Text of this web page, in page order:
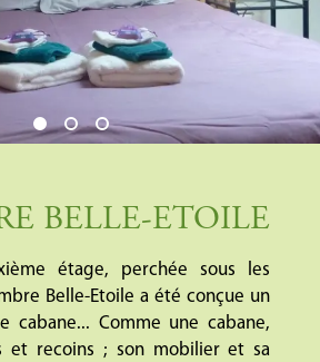
BELLE-ETOILE
étage, perchée sous les
Belle-Etoile a été conçue un
cabane... Comme une cabane,
et recoins ; son mobilier et sa